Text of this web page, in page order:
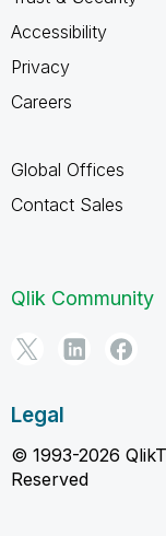
Accessibility
Privacy
Careers
Global Offices
Contact Sales
Qlik Community
Legal
© 1993-2026
Reserved